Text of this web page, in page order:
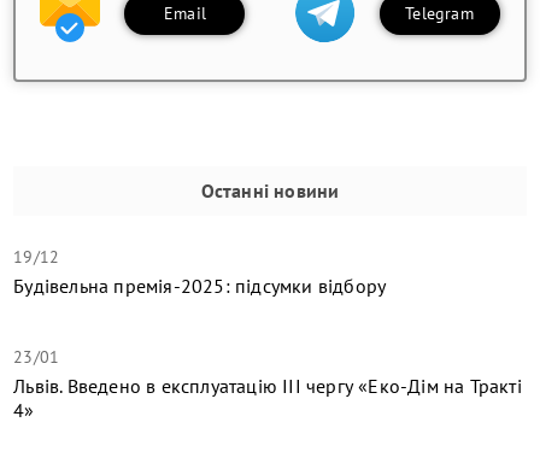
Email Telegram
Останні новини
19/12
Будівельна премія-2025: підсумки відбору
23/01
Львів. Введено в експлуатацію ІІІ чергу «Еко-Дім на Тракті
4»